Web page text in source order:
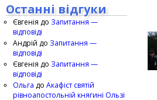
Останні відгуки
Євгенія до Запитання —
відповіді
Андрій до Запитання —
відповіді
Євгенія до Запитання —
відповіді
Ольга до Акафіст святій
рівноапостольній княгині Ользі